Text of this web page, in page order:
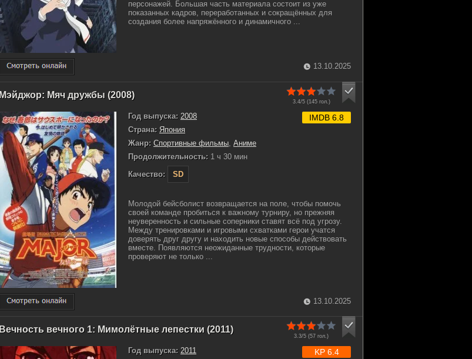
персонажей. Большая часть материала состоит из уже
показанных кадров, переработанных и сокращённых для
создания более напряжённого и динамичного ...
13.10.2025
Мэйджор: Мяч дружбы (2008)
3.4/5 (145гол.)
Год выпуска: 2008
Страна: Япония
Жанр: Спортивные фильмы Аниме
Продолжительность: 1 ч 30 мин
Качество:
SD
IMDB 6.8
Молодой бейсболист возвращается на поле, чтобы помочь
своей команде пробиться к важному турниру, но прежняя
неуверенность и сильные соперники ставят всё под угрозу.
Между тренировками и игровыми схватками герои учатся
доверять друг другу и находить новые способы действовать
вместе. Появляются неожиданные трудности, которые
проверяют не только ...
13.10.2025
Вечность вечного 1: Мимолётные лепестки (2011)
3.3/5 (57 гол.)
Год выпуска: 2011
KP 6.4